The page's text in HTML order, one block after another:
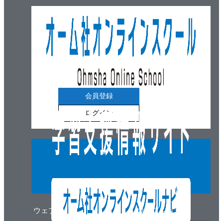
ウェブマガジン
会員登録
ログイン
ウェブショップ